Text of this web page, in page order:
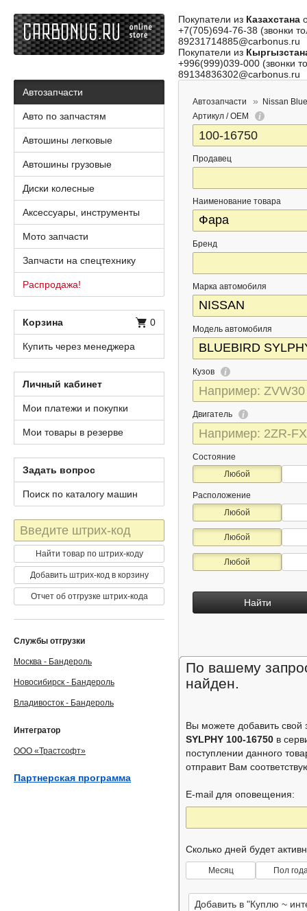
Покупатели из Казахстана
+7(705)694-76-38 (звонки
89231714885@carbonus.ru
Покупатели из
+996(999)039-000 (звонки
89134836302@carbonus.ru
Автозапчасти
Nissan
Артикул / OEM
Продавец
Наименование товара
Бренд
Марка автомобиля
Модель автомобиля
Кузов
Двигатель
Состояние
Любой
Расположение
Любой
Любой
Любой
Найти
По вашему
найден.
Вы можете добавить свой
SYLPHY 100-16750 в
поступлении данного
отправит Вам
E-mail для оповещения:
Сколько дней будет
Месяц Пол
Добавить в "Куплю ~
Автозапчасти
Авто по запчастям
Автошины легковые
Автошины грузовые
Диски колесные
Аксессуары, инструменты
Мото запчасти
Запчасти на спецтехнику
Распродажа!
Корзина 0
Купить через менеджера
Личный кабинет
Мои платежи и покупки
Мои товары в резерве
Задать вопрос
Поиск по каталогу машин
Штрих-
код
Найти товар по штрих-коду
Добавить штрих-код в корзину
Отчет об отгрузке штрих-кода
Службы отгрузки
Москва - Бандероль
Новосибирск - Бандероль
Владивосток - Бандероль
Интегратор
ООО «Трастсофт»
Партнерская программа